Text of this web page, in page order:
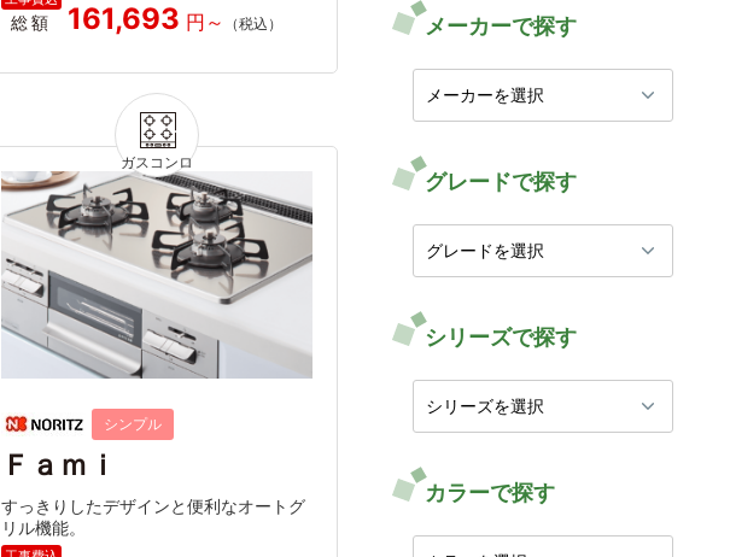
総額 161,693
シンプル
Ｆａｍｉ
すっきりしたデザインと便利なオートグ
リル機能。
メーカーで探す
グレードで探す
シリーズで探す
カラーで探す